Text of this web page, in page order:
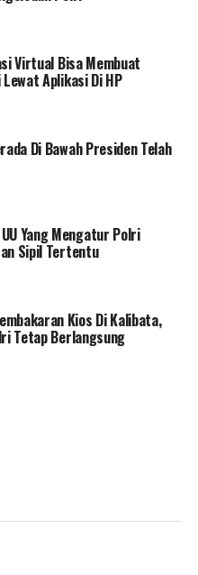
Virtual Bisa Membuat
Aplikasi Di HP
Di Bawah Presiden Telah
Yang Mengatur Polri
Sipil Tertentu
Kios Di Kalibata,
Tetap Berlangsung